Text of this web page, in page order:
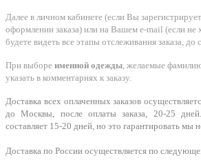
Далее в личном кабинете (если Вы
оформлении заказа) или на Вашем e-mail (если не
будете видеть все этапы отслеживания заказа, до
При выборе именной одежды, желаемые
указать в комментариях к заказу.
Доставка всех оплаченных заказов
до Москвы, после оплаты заказа, 20-25
составляет 15-20 дней, но это гарантировать мы
Доставка по России осуществляется по